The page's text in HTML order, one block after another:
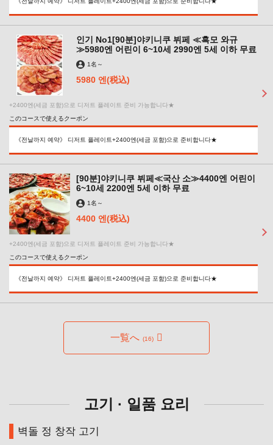
인기 No1[90분]야키니쿠 뷔페 ≪흑모 와규
≫5980엔 어린이 6~10세 2990엔 5세 이하 무료
1名 ～
5980 엔(税込)
+2400엔(세금 포함)으로 디저트 플레이트 준비 가능합니다★
このコースで使えるクーポン
《전날까지 예약》 디저트 플레이트+2400엔(세금 포함)으로 준비합니다★
[90분]야키니쿠 뷔페≪국산 소≫4400엔 어린이
6~10세 2200엔 5세 이하 무료
1名 ～
4400 엔(税込)
+2400엔(세금 포함)으로 디저트 플레이트 준비 가능합니다★
このコースで使えるクーポン
《전날까지 예약》 디저트 플레이트+2400엔(세금 포함)으로 준비합니다★
一覧へ (16)
고기 · 일품 요리
벽돌 정 창작 고기